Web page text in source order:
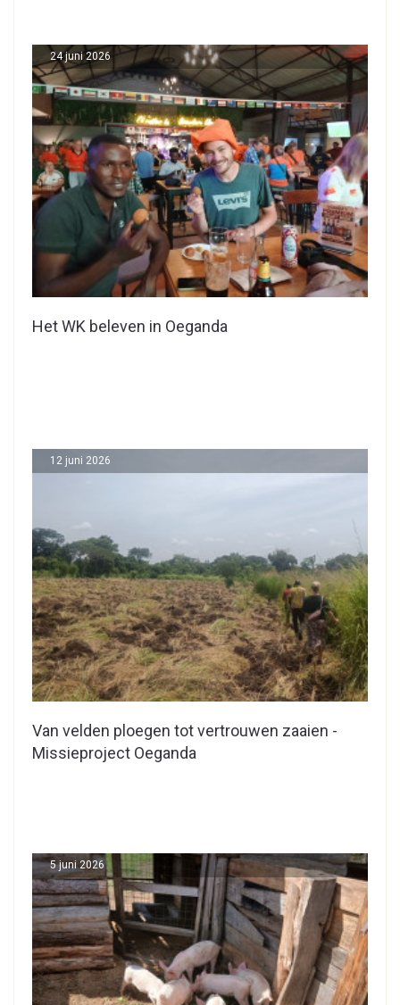
Het WK beleven in Oeganda
24 juni 2026
Van velden ploegen tot vertrouwen zaaien -
Missieproject Oeganda
12 juni 2026
5 juni 2026